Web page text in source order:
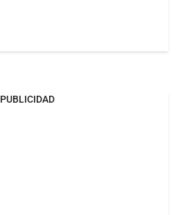
PUBLICIDAD